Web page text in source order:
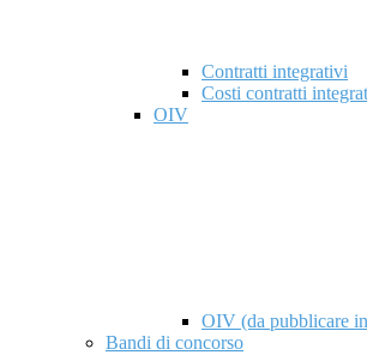
Contratti integrativi
Costi contratti
OIV
OIV (da pubblicare
Bandi di concorso